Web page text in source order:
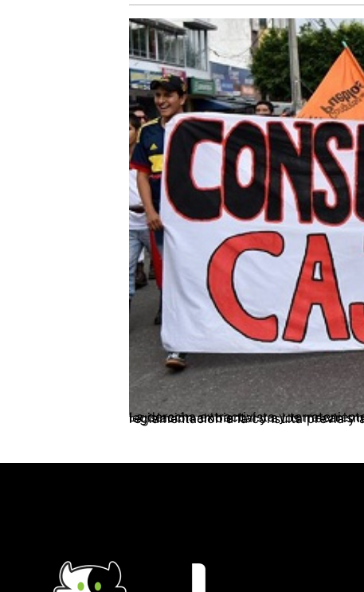
La derecha extractivista y terrateniente, a través de sus partidos políticos, viene impulsando agresivas contra reformas a la